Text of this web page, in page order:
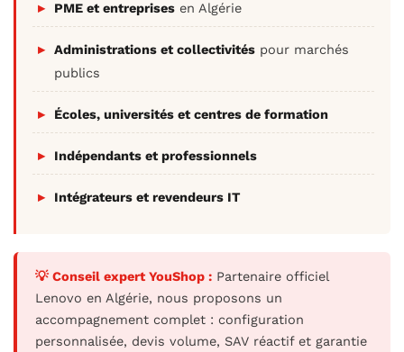
PME et entreprises en Algérie
Administrations et collectivités pour marchés
publics
Écoles, universités et centres de formation
Indépendants et professionnels
Intégrateurs et revendeurs IT
💡 Conseil expert YouShop : Partenaire officiel
Lenovo en Algérie, nous proposons un
accompagnement complet : configuration
personnalisée, devis volume, SAV réactif et garantie